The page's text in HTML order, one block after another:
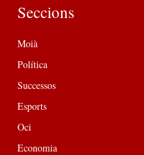
Seccions
Moià
Política
Successos
Esports
Oci
Economia